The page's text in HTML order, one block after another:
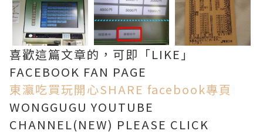
喜歡這篇文章的，可即「LIKE」
FACEBOOK FAN PAGE
東瀛吃買玩開心SHARE facebook專頁
WONGGUGU YOUTUBE
CHANNEL(NEW) PLEASE CLICK